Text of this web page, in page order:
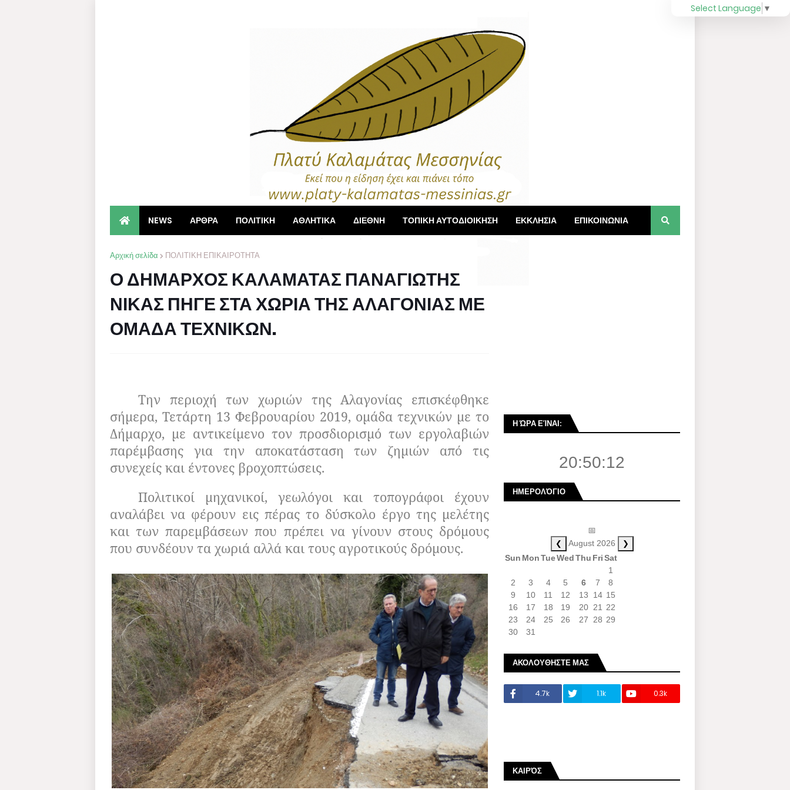
NEWS ΑΡΘΡΑ ΠΟΛΙΤΙΚΗ ΑΘΛΗΤΙΚΑ ΔΙΕΘΝΗ ΤΟΠΙΚΗ ΑΥΤΟΔΙΟΙΚΗΣΗ ΕΚΚΛΗΣΙΑ ΕΠΙΚΟΙΝΩΝΙΑ
Αρχική σελίδα ΠΟΛΙΤΙΚΗ ΕΠΙΚΑΙΡΟΤΗΤΑ
Ο ΔΗΜΑΡΧΟΣ ΚΑΛΑΜΑΤΑΣ ΠΑΝΑΓΙΩΤΗΣ
ΝΙΚΑΣ ΠΗΓΕ ΣΤΑ ΧΩΡΙΑ ΤΗΣ ΑΛΑΓΟΝΙΑΣ ΜΕ
ΟΜΑΔΑ ΤΕΧΝΙΚΩΝ.
Την περιοχή των χωριών της Αλαγονίας επισκέφθηκε
σήμερα, Τετάρτη 13 Φεβρουαρίου 2019, ομάδα τεχνικών με το
Δήμαρχο, με αντικείμενο τον προσδιορισμό των εργολαβιών
παρέμβασης για την αποκατάσταση των ζημιών από τις
συνεχείς και έντονες βροχοπτώσεις.
Πολιτικοί μηχανικοί, γεωλόγοι και τοπογράφοι έχουν
αναλάβει να φέρουν εις πέρας το δύσκολο έργο της μελέτης
και των παρεμβάσεων που πρέπει να γίνουν στους δρόμους
που συνδέουν τα χωριά αλλά και τους αγροτικούς δρόμους.
Select Language ▼
Η ΏΡΑ ΕΊΝΑΙ:
20:50:13
ΗΜΕΡΟΛΌΓΙΟ
📅
❮ August 2026 ❯
Sun MonTueWedThu FriSat
1
2
3 4 5 6 7
8
9
10 11 12 13 14 15
16
17 18 19 20 21
22
23
24 25 26 27 28 29
30
31
ΑΚΟΛΟΥΘΗΣΤΕ ΜΑΣ
4.7k 1.1k 0.3k
ΚΑΙΡΌΣ